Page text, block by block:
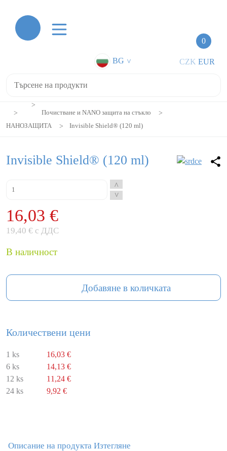
0
BG > CZK EUR
Почистване и NANO защита на стъкло
НАНОЗАЩИТА
Invisible Shield® (120 ml)
Invisible Shield® (120 ml)
^
^
16,03 €
19,40 € с ДДС
В наличност
Добавяне в количката
Количествени цени
1 ks
16,03 €
6 ks
14,13 €
12 ks
11,24 €
24 ks
9,92 €
Описание на продукта Изтегляне